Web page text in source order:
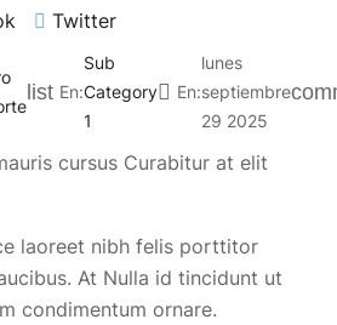
Twitter
list En:
Sub
Category
1
 En:
lunes
septiembre
29 2025
laoreet nibh felis porttitor
At Nulla id tincidunt ut
condimentum ornare.